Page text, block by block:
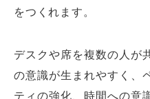
をつくれます。
デスクや席を複数の人が
の意識が生まれやすく、
ティの強化、時間への意